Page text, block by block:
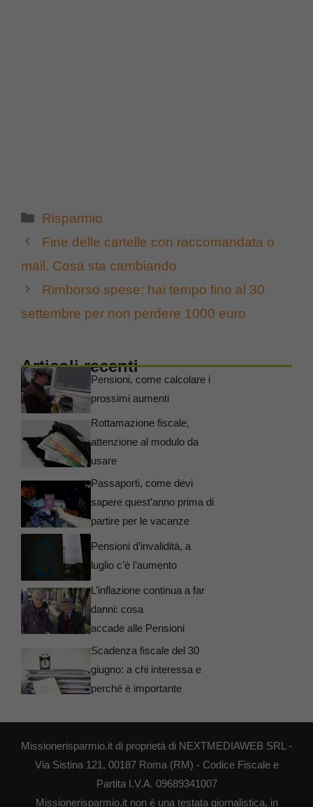
Categorie
Risparmio
Fine delle cartelle con raccomandata o
mail. Cosa sta cambiando
Rimborso spese: hai tempo fino al 30
settembre per non perdere 1000 euro
Articoli recenti
Pensioni, come calcolare i
prossimi aumenti
Rottamazione fiscale,
attenzione al modulo da
usare
Passaporti, come devi
sapere quest’anno prima di
partire per le vacanze
Pensioni d’invalidità, a
luglio c’è l’aumento
L’inflazione continua a far
danni: cosa
accade alle Pensioni
Scadenza fiscale del 30
giugno: a chi interessa e
perché è importante
Missionerisparmio.it di proprietà di NEXTMEDIAWEB SRL -
Via Sistina 121, 00187 Roma (RM) - Codice Fiscale e
Partita I.V.A. 09689341007
Missionerisparmio.it non è una testata giornalistica, in